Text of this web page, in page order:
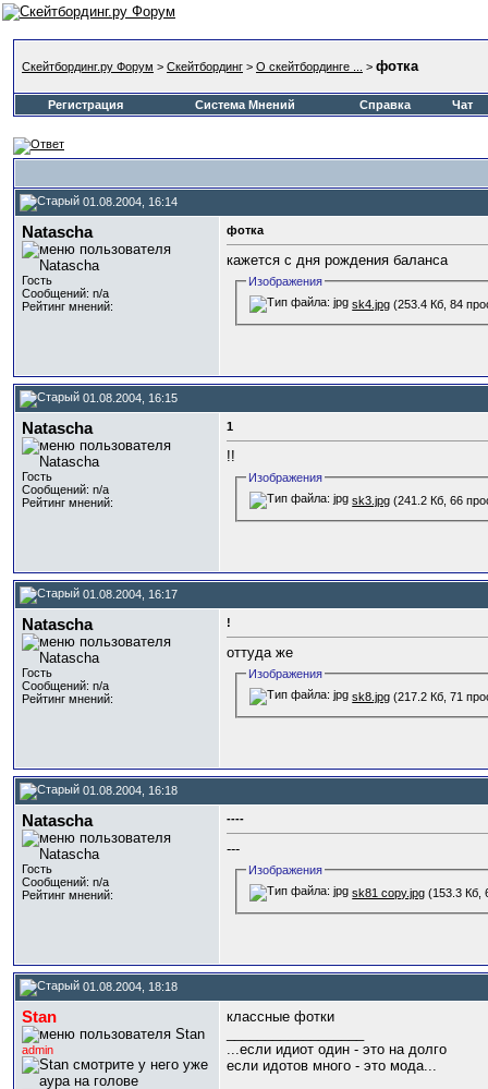
Скейтбординг.ру Форум > Скейтбординг > О скейтбординге ... > фотка
Регистрация Система Мнений Справка Чат
01.08.2004, 16:14
Natascha
Гость
Сообщений: n/a
Рейтинг мнений:
фотка
кажется с дня рождения баланса
Изображения
sk4.jpg (253.4 Кб, 84
01.08.2004, 16:15
Natascha
Гость
Сообщений: n/a
Рейтинг мнений:
1
!!
Изображения
sk3.jpg (241.2 Кб, 66
01.08.2004, 16:17
Natascha
Гость
Сообщений: n/a
Рейтинг мнений:
!
оттуда же
Изображения
sk8.jpg (217.2 Кб, 71
01.08.2004, 16:18
Natascha
Гость
Сообщений: n/a
Рейтинг мнений:
----
---
Изображения
sk81 copy.jpg (153.3 Кб,
01.08.2004, 18:18
Stan
admin
классные фотки
...если идиот один - это на долго
если идотов много - это мода...